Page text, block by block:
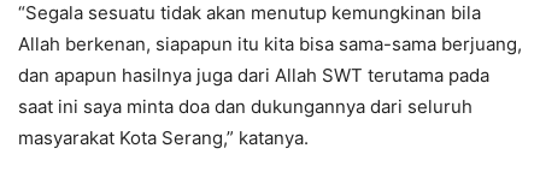
“Segala sesuatu tidak akan menutup kemungkinan bila
Allah berkenan, siapapun itu kita bisa sama-sama berjuang,
dan apapun hasilnya juga dari Allah SWT terutama pada
saat ini saya minta doa dan dukungannya dari seluruh
masyarakat Kota Serang,” katanya.